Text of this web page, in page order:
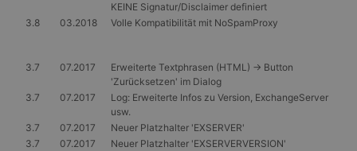
KEINE Signatur/Disclaimer definiert
3.8
03.2018 Volle Kompatibilität mit NoSpamProxy
3.7 07.2017
Erweiterte Textphrasen (HTML) -> Button
'Zurücksetzen' im Dialog
3.7
07.2017
Log: Erweiterte Infos zu Version, ExchangeServer
usw.
3.7
07.2017
Neuer Platzhalter 'EXSERVER'
3.7
07.2017
Neuer Platzhalter 'EXSERVERVERSION'